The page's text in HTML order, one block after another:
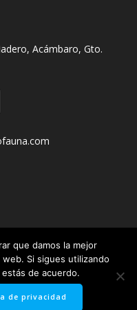
Acámbaro, Gto.
usando WordPress y el
que damos la mejor
Si sigues utilizando
de acuerdo.
de privacidad